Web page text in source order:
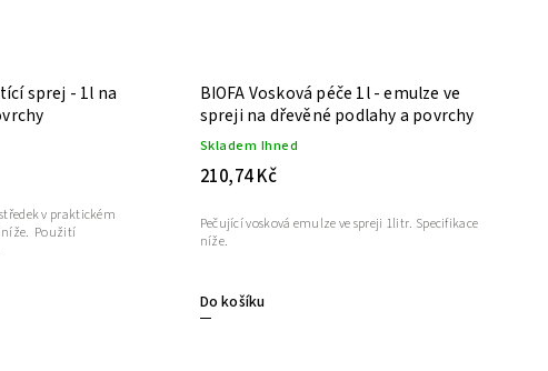
sprej - 1l na
v praktickém
BIOFA Vosková péče 1l - emulze ve
spreji na dřevěné podlahy a povrchy
Skladem Ihned
210,74 Kč
Do košíku
Pečující vosková emulze ve spreji 1litr. Specifikace
níže.